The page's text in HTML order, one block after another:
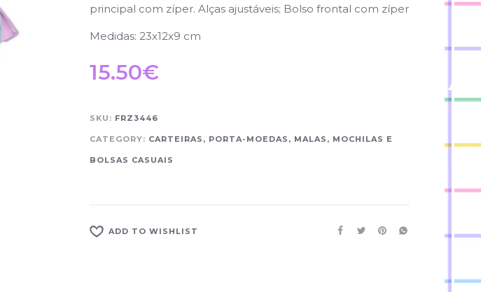
principal com zíper. Alças ajustáveis; Bolso frontal com zíper
Medidas: 23x12x9 cm
15.50€
SKU: FRZ3446
CATEGORY: CARTEIRAS, PORTA-MOEDAS, MALAS, MOCHILAS E
BOLSAS CASUAIS
ADD TO WISHLIST